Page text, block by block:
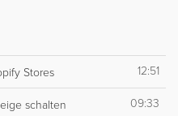
Stores 12:51
schalten 09:33